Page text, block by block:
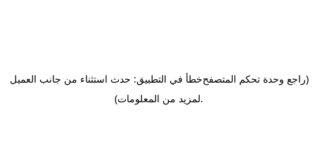
خطأ في التطبيق: حدث استثناء من جانب العميل(راجع وحدة تحكم المتصفح
لمزيد من المعلومات).